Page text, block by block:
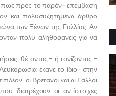
όπως προς το παρόν- επέμβαση
και πολυσυζητημένο άρθρο
των Ξένων της Γαλλίας. Αν
πολύ αληθοφανείς για να
θέτοντας - ή τονίζοντας -
έκανε το ίδιο- στην
οι Βρετανοί και οι Γάλλοι
διατρέχουν οι αντίστοιχες